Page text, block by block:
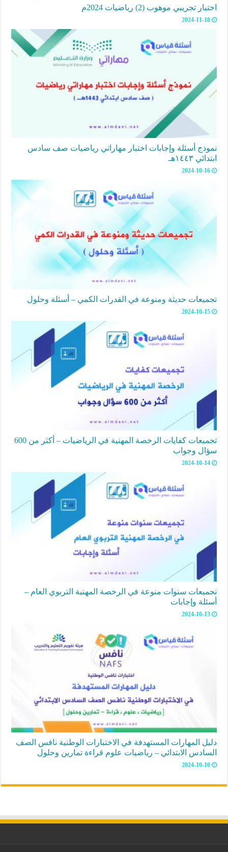
اختبار تجريبي موهوب (2) رياضيات 2024م
2024-11-18
نموذج أسئلة وإجابات اختبار مهاراتي رياضيات صف سادس
ابتدائي ١٤٤٣هـ
2024-10-16
تجميعات حديثة ومنوعة في القدرات الكمي – أسئلة وحلول
2024-10-15
تجميعات كفايات الرخصة المهنية في الرياضيات – أكثر من 600
سؤال وجواب
2024-10-14
تجميعات سنوات منوعة في الرخصة المهنية التربوي العام –
أسئلة وإجابات
2024-10-13
دليل المهارات المستهدفة في الاختبارات الوطنية نافس الصف
السادس الابتدائي – رياضيات علوم قراءة تمارين وحلول
2024-10-10